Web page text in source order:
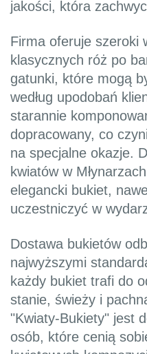
jakości, która
Firma oferuje szeroki
klasycznych róż po
gatunki, które mogą
według upodobań
starannie
dopracowany, co
na specjalne okazje.
kwiatów w
elegancki bukiet,
uczestniczyć w
Dostawa bukietów
najwyższymi
każdy bukiet trafi do
stanie, świeży i
"Kwiaty-Bukiety" jest
osób, które cenią